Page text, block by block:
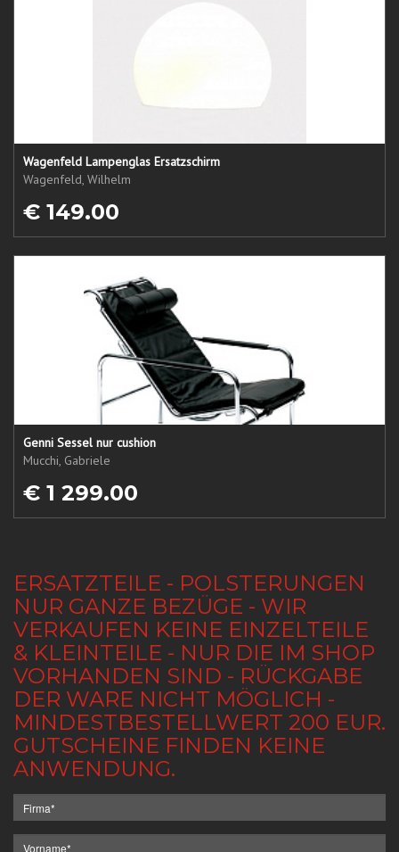
Wagenfeld Lampenglas Ersatzschirm
Wagenfeld, Wilhelm
€ 149.00
Genni Sessel nur cushion
Mucchi, Gabriele
€ 1 299.00
ERSATZTEILE - POLSTERUNGEN
NUR GANZE BEZÜGE - WIR
VERKAUFEN KEINE EINZELTEILE
& KLEINTEILE - NUR DIE IM SHOP
VORHANDEN SIND - RÜCKGABE
DER WARE NICHT MÖGLICH -
MINDESTBESTELLWERT 200 EUR.
GUTSCHEINE FINDEN KEINE
ANWENDUNG.